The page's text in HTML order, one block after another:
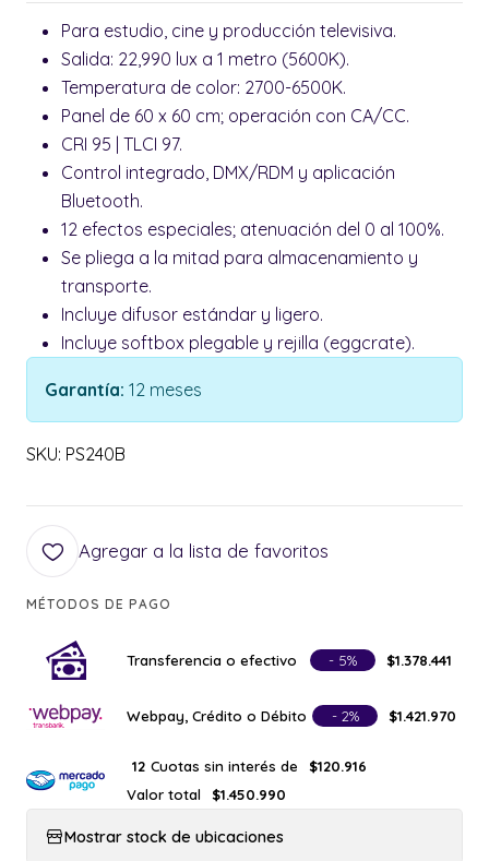
Para estudio, cine y producción televisiva.
Salida: 22,990 lux a 1 metro (5600K).
Temperatura de color: 2700-6500K.
Panel de 60 x 60 cm; operación con CA/CC.
CRI 95 | TLCI 97.
Control integrado, DMX/RDM y aplicación
Bluetooth.
12 efectos especiales; atenuación del 0 al 100%.
Se pliega a la mitad para almacenamiento y
transporte.
Incluye difusor estándar y ligero.
Incluye softbox plegable y rejilla (eggcrate).
Garantía: 12 meses
SKU: PS240B
Agregar a la lista de favoritos
MÉTODOS DE PAGO
Transferencia o efectivo - 5% $1.378.441
Webpay, Crédito o Débito - 2% $1.421.970
12 Cuotas sin interés de
$120.916
Valor total
$1.450.990
Mostrar stock de ubicaciones